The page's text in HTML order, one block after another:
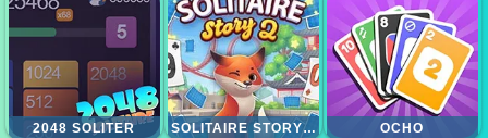
2048 SOLITER SOLITAIRE STORY TRIPEAKS 2 OCHO